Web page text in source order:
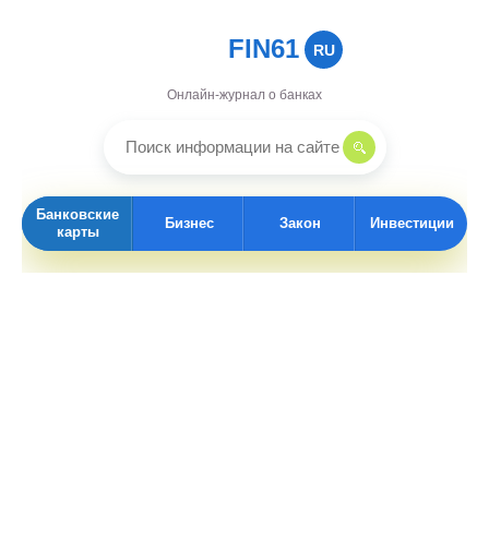
FIN61 RU
Онлайн-журнал о банках
Банковские
карты
Бизнес Закон Инвестиции